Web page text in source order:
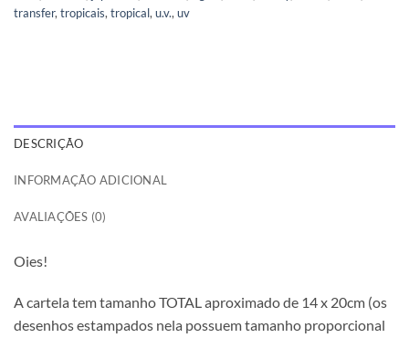
transfer, tropicais, tropical, u.v., uv
DESCRIÇÃO
INFORMAÇÃO ADICIONAL
AVALIAÇÕES (0)
Oies!
A cartela tem tamanho TOTAL aproximado de 14 x 20cm (os
desenhos estampados nela possuem tamanho proporcional